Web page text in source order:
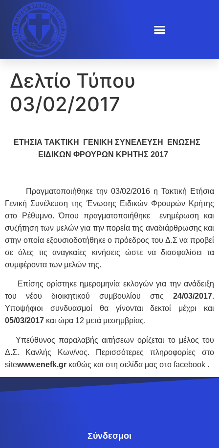
Δελτίο Τύπου
03/02/2017
ΕΤΗΣΙΑ ΤΑΚΤΙΚΗ ΓΕΝΙΚΗ ΣΥΝΕΛΕΥΣΗ ΕΝΩΣΗΣ
ΕΙΔΙΚΩΝ ΦΡΟΥΡΩΝ ΚΡΗΤΗΣ 2017
Πραγματοποιήθηκε την 03/02/2016 η Τακτική Ετήσια
Γενική Συνέλευση της Ένωσης Ειδικών Φρουρών Κρήτης
στο Ρέθυμνο. Όπου πραγματοποιήθηκε ενημέρωση και
συζήτηση των μελών για την πορεία της αναδιάρθρωσης και
στην οποία εξουσιοδοτήθηκε ο πρόεδρος του Δ.Σ να προβεί
σε όλες τις αναγκαίες κινήσεις ώστε να διασφαλίσει τα
συμφέροντα των μελών της.
Επίσης ορίστηκε ημερομηνία εκλογών για την ανάδειξη
του νέου διοικητικού συμβουλίου στις 24/03/2017.
Υποψήφιοι συνδυασμοί θα γίνονται δεκτοί μέχρι και
05/03/2017 και ώρα 12 μετά μεσημβρίας.
Υπεύθυνος παραλαβής αιτήσεων ορίζεται το μέλος του
Δ.Σ. Κανλής Κων/νος. Περισσότερες πληροφορίες στο
sitewww.enefk.gr καθώς και στη σελίδα μας στο facebook .
Σύνδεσμοι